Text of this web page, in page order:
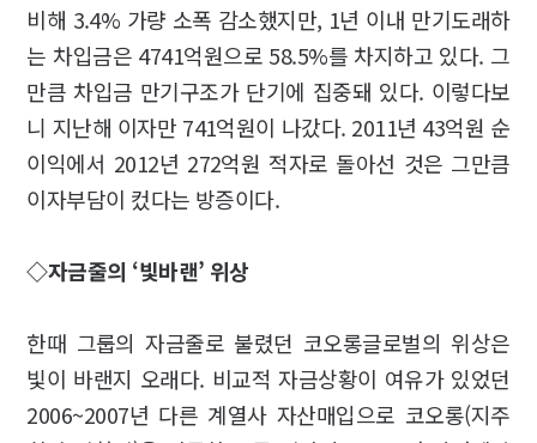
비해 3.4% 가량 소폭 감소했지만, 1년 이내 만기도래하
는 차입금은 4741억원으로 58.5%를 차지하고 있다. 그
만큼 차입금 만기구조가 단기에 집중돼 있다. 이렇다보
니 지난해 이자만 741억원이 나갔다. 2011년 43억원 순
이익에서 2012년 272억원 적자로 돌아선 것은 그만큼
이자부담이 컸다는 방증이다.
◇자금줄의 ‘빛바랜’ 위상
한때 그룹의 자금줄로 불렸던 코오롱글로벌의 위상은
빛이 바랜지 오래다. 비교적 자금상황이 여유가 있었던
2006~2007년 다른 계열사 자산매입으로 코오롱(지주